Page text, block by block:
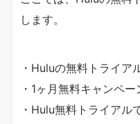
します。
・Huluの無料トライア
・1ヶ月無料キャンペ
・Hulu無料トライアル